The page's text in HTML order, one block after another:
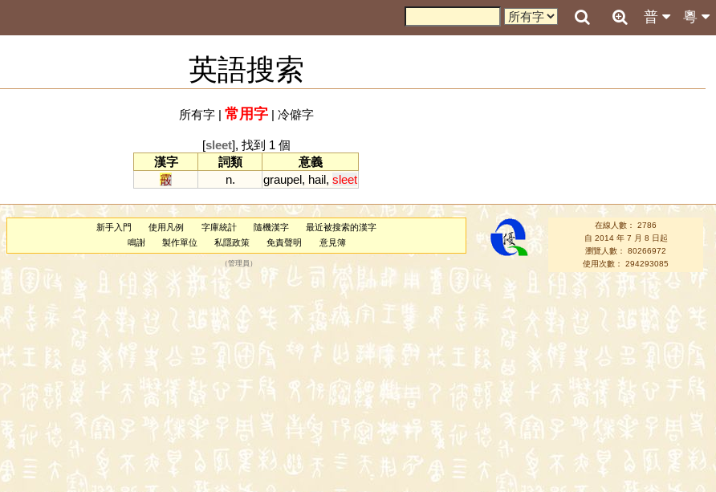
粵
普
英語搜索
所有字| 常用字| 冷僻字
[sleet], 找到 1 個
漢字
詞類
意義
霰
n. graupel, hail, sleet
新手入門 使用凡例 字庫統計 隨機漢字
最近被搜索的漢字
鳴謝
製作單位 私隱政策 免責聲明 意見簿
（管理員 ）
在線人數： 2786
自 2014 年 7 月 8 日起
瀏覽人數： 80266972
使用次數： 294293085